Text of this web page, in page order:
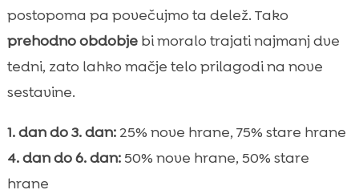
postopoma pa povečujmo ta delež. Tako
prehodno obdobjebi moralo trajati najmanj dve
tedni, zato lahko mačje telo prilagodi na nove
sestavine.
1. dan do 3. dan:25% nove hrane, 75% stare hrane
4. dan do 6. dan:50% nove hrane, 50% stare
hrane